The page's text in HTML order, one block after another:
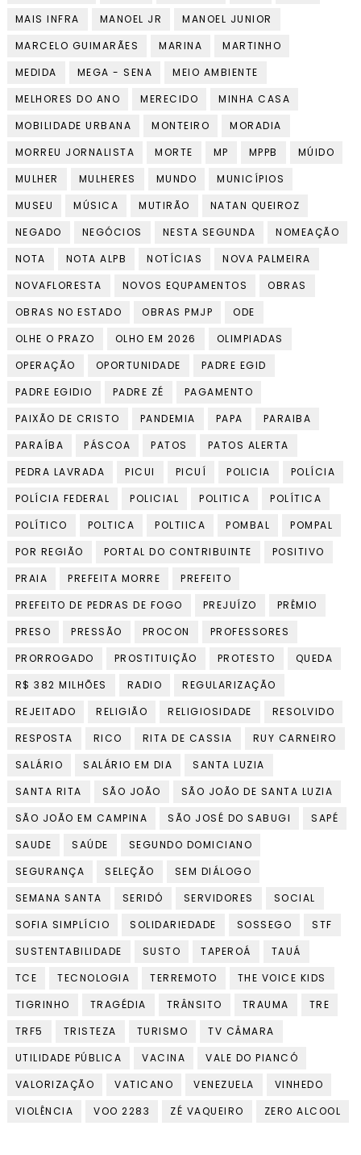
MAIS INFRA
MANOEL JR
MANOEL JUNIOR
MARCELO GUIMARÃES
MARINA
MARTINHO
MEDIDA
MEGA - SENA
MEIO AMBIENTE
MELHORES DO ANO
MERECIDO
MINHA CASA
MOBILIDADE URBANA
MONTEIRO
MORADIA
MORREU JORNALISTA
MORTE MP MPPB
MÚIDO
MULHER
MULHERES MUNDO
MUNICÍPIOS
MUSEU
MÚSICA MUTIRÃO
NATAN QUEIROZ
NEGADO
NEGÓCIOS NESTA SEGUNDA
NOMEAÇÃO
NOTA
NOTA ALPB NOTÍCIAS
NOVA PALMEIRA
NOVAFLORESTA
NOVOS EQUPAMENTOS
OBRAS
OBRAS NO ESTADO
OBRAS PMJP
ODE
OLHE O PRAZO
OLHO EM 2026
OLIMPIADAS
OPERAÇÃO
OPORTUNIDADE
PADRE EGID
PADRE EGIDIO
PADRE ZÉ
PAGAMENTO
PAIXÃO DE CRISTO
PANDEMIA PAPA
PARAIBA
PARAÍBA
PÁSCOA PATOS
PATOS ALERTA
PEDRA LAVRADA
PICUI PICUÍ POLICIA
POLÍCIA
POLÍCIA FEDERAL
POLICIAL POLITICA
POLÍTICA
POLÍTICO
POLTICA POLTIICA POMBAL
POMPAL
POR REGIÃO
PORTAL DO CONTRIBUINTE
POSITIVO
PRAIA
PREFEITA MORRE
PREFEITO
PREFEITO DE PEDRAS DE FOGO
PREJUÍZO
PRÊMIO
PRESO
PRESSÃO PROCON
PROFESSORES
PRORROGADO
PROSTITUIÇÃO PROTESTO
QUEDA
R$ 382 MILHÕES
RADIO
REGULARIZAÇÃO
REJEITADO
RELIGIÃO RELIGIOSIDADE
RESOLVIDO
RESPOSTA
RICO RITA DE CASSIA
RUY CARNEIRO
SALÁRIO
SALÁRIO EM DIA
SANTA LUZIA
SANTA RITA
SÃO JOÃO
SÃO JOÃO DE SANTA LUZIA
SÃO JOÃO EM CAMPINA
SÃO JOSÉ DO SABUGI
SAPÉ
SAUDE
SAÚDE
SEGUNDO DOMICIANO
SEGURANÇA
SELEÇÃO
SEM DIÁLOGO
SEMANA SANTA
SERIDÓ SERVIDORES
SOCIAL
SOFIA SIMPLÍCIO
SOLIDARIEDADE SOSSEGO
STF
SUSTENTABILIDADE
SUSTO TAPEROÁ
TAUÁ
TCE
TECNOLOGIA TERREMOTO
THE VOICE KIDS
TIGRINHO
TRAGÉDIA TRÂNSITO TRAUMA
TRE
TRF5
TRISTEZA TURISMO
TV CÂMARA
UTILIDADE PÚBLICA
VACINA
VALE DO PIANCÓ
VALORIZAÇÃO
VATICANO VENEZUELA
VINHEDO
VIOLÊNCIA
VOO 2283 ZÉ VAQUEIRO ZERO ALCOOL